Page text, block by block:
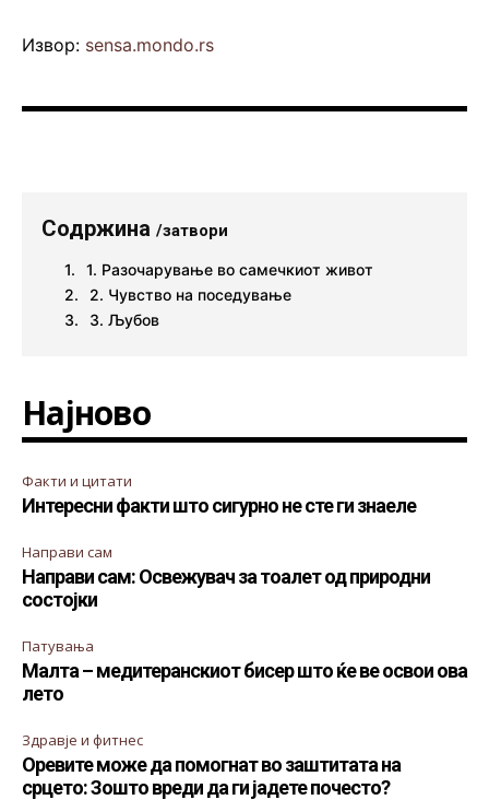
Извор: sensa.mondo.rs
Содржина /затвори
1. Разочарување во самечкиот живот
2. Чувство на поседување
3. Љубов
Најново
Факти и цитати
Интересни факти што сигурно не сте ги знаеле
Направи сам
Направи сам: Освежувач за тоалет од природни
состојки
Патувања
Малта – медитеранскиот бисер што ќе ве освои ова
лето
Здравје и фитнес
Оревите може да помогнат во заштитата на
срцето: Зошто вреди да ги јадете почесто?